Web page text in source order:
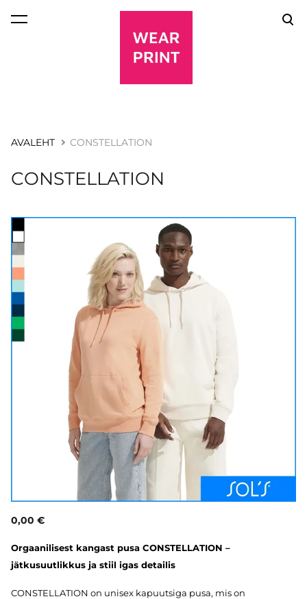
lisati ostukorvi.
AVALEHT CONSTELLATION
CONSTELLATION
0,00 €
Orgaanilisest kangast pusa CONSTELLATION –
jätkusuutlikkus ja stiil igas detailis
CONSTELLATION on unisex kapuutsiga pusa, mis on